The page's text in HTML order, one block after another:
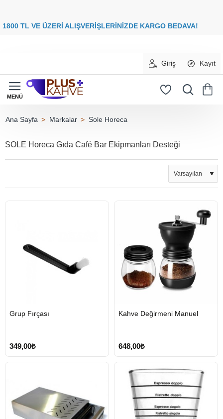
00 TL VE ÜZERİ ALIŞVERİŞLERİNİZDE KARGO
Giriş Kayıt
Markalar Sole Horeca
SOLE Horeca Gıda Café Bar Ekipmanları Desteği
GÖNDERİ
Grup Fırçası
349,00₺
GÖNDERİ
Kahve Değirmeni Manuel
648,00₺